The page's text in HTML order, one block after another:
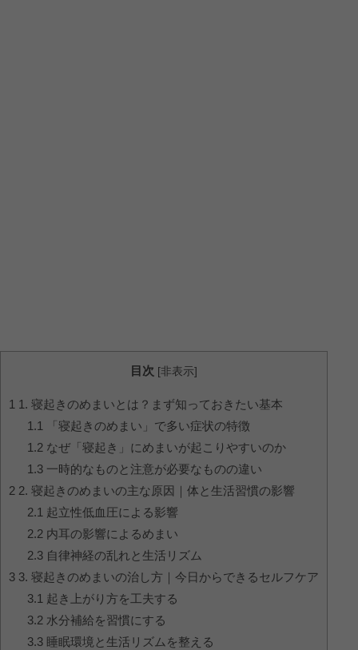
目次 [非表示]
1 1. 寝起きのめまいとは？まず知っておきたい基本
1.1
「寝起きのめまい」で多い症状の特徴
1.2なぜ「寝起き」にめまいが起こりやすいのか
1.3一時的なものと注意が必要なものの違い
2 2. 寝起きのめまいの主な原因｜体と生活習慣の影響
2.1 起立性低血圧による影響
2.2内耳の影響によるめまい
2.3自律神経の乱れと生活リズム
3 3. 寝起きのめまいの治し方｜今日からできるセルフケア
3.1 起き上がり方を工夫する
3.2水分補給を習慣にする
3.3睡眠環境と生活リズムを整える